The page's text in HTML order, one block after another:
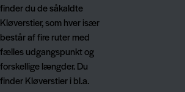
finder du de såkaldte
Kløverstier, som hver især
består af fire ruter med
fælles udgangspunkt og
forskellige længder. Du
finder Kløverstier i bl.a.